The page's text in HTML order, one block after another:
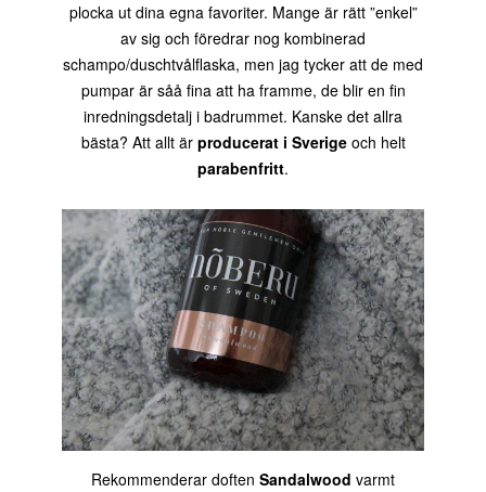
plocka ut dina egna favoriter. Mange är rätt ”enkel”
av sig och föredrar nog kombinerad
schampo/duschtvålflaska, men jag tycker att de med
pumpar är såå fina att ha framme, de blir en fin
inredningsdetalj i badrummet. Kanske det allra
bästa? Att allt är producerat i Sverigeoch helt
parabenfritt.
Rekommenderar doften Sandalwood varmt